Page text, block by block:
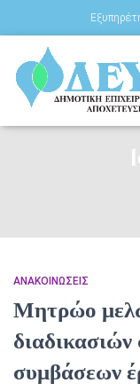
ΑΝΑΚΟΙΝΏΣΕΙΣ
Μητρώο
συμβάσεων